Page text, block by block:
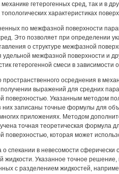
гетерогенных сред, так и в
характеристиках
по межфазной поверхности
Это позволяет при определении
о структуре межфазной
межфазной поверхности и
гетерогенной смеси в зависимости
осреднения в
выражений для средних
поверхностью. Указанным методом
них записаны точные формулы для
приложениях. Методом
точная теоретическая формула
поверхностью, которая может
спекании в невесомости сферически
жидкости. Указанное точное
с разделением жидкостей,